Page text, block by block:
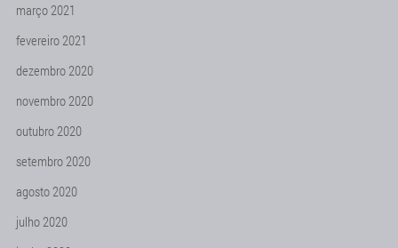
março 2021
fevereiro 2021
dezembro 2020
novembro 2020
outubro 2020
setembro 2020
agosto 2020
julho 2020